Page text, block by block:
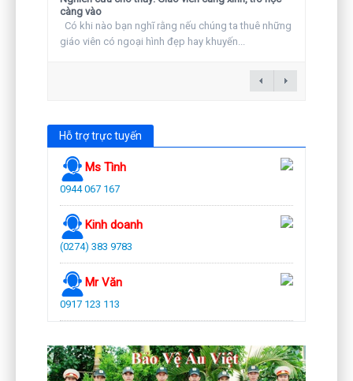
càng vào
Có khi nào bạn nghĩ rằng nếu chúng ta thuê những
giáo viên có ngoại hình đẹp hay khuyến...
Hỗ trợ trực tuyến
Ms Tình
0944 067 167
Kinh doanh
(0274) 383 9783
Mr Văn
0917 123 113